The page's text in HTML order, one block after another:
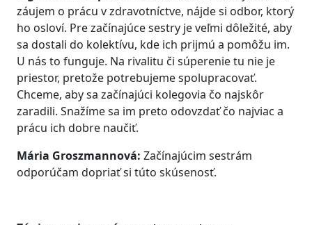
záujem o prácu v zdravotníctve, nájde si odbor, ktorý
ho osloví. Pre začínajúce sestry je veľmi dôležité, aby
sa dostali do kolektívu, kde ich prijmú a pomôžu im.
U nás to funguje. Na rivalitu či súperenie tu nie je
priestor, pretože potrebujeme spolupracovať.
Chceme, aby sa začínajúci kolegovia čo najskôr
zaradili. Snažíme sa im preto odovzdať čo najviac a
prácu ich dobre naučiť.
Mária Groszmannová: Začínajúcim sestrám
odporúčam dopriať si túto skúsenosť.